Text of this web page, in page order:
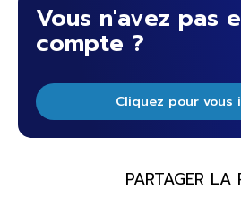
Vous n'avez pas
compte ?
Cliquez pour vous
PARTAGER LA